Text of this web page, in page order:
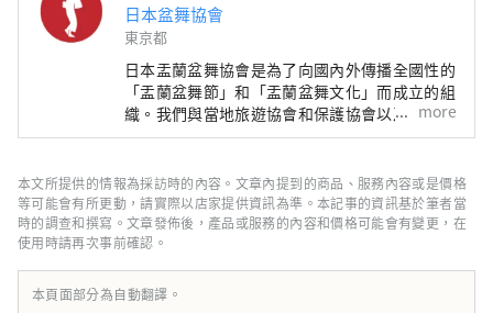
日本盆舞協會
東京都
日本盂蘭盆舞協會是為了向國內外傳播全國性的
「盂蘭盆舞節」和「盂蘭盆舞文化」而成立的組
織。我們與當地旅遊協會和保護協會以及各種公
司和組織合作。
more
本文所提供的情報為採訪時的內容。文章內提到的商品、服務內容或是價格
等可能會有所更動，請實際以店家提供資訊為準。本記事的資訊基於筆者當
時的調查和撰寫。文章發佈後，產品或服務的內容和價格可能會有變更，在
使用時請再次事前確認。
本頁面部分為自動翻譯。